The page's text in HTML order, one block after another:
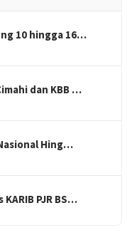
10 hingga 16…
dan KBB …
Hing…
PJR BS…